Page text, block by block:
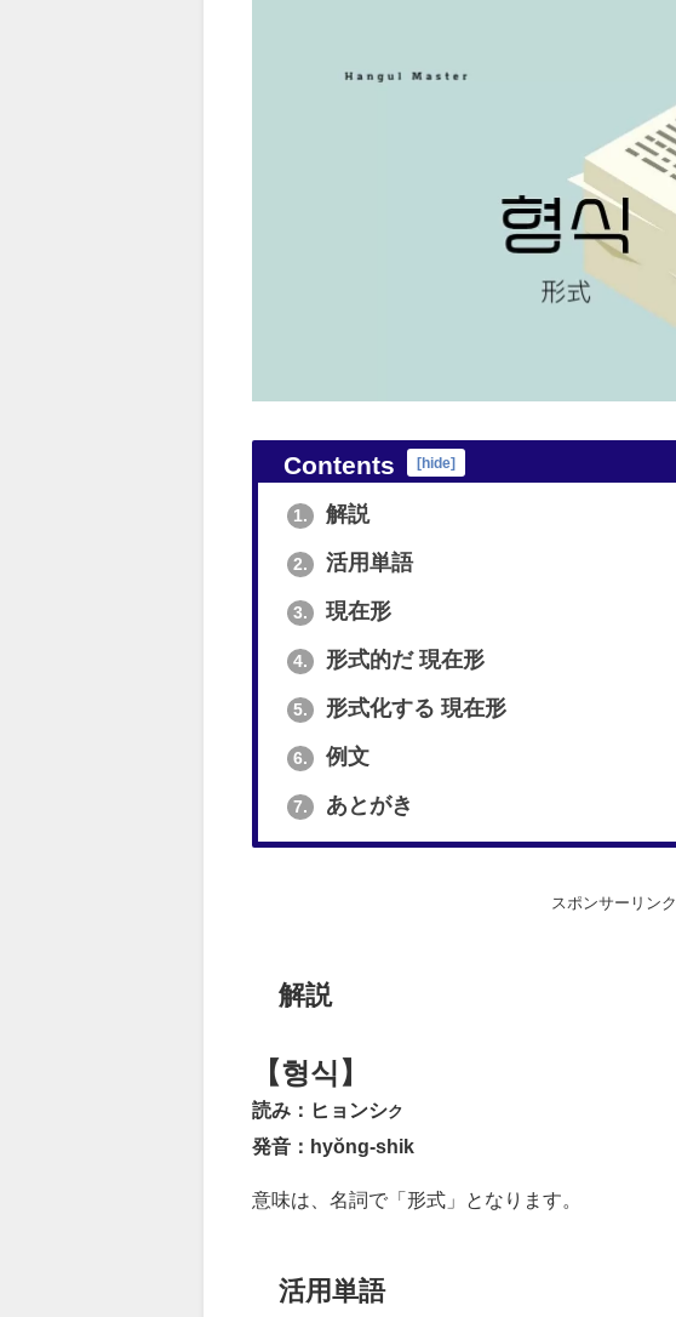
Contents [hide]
1. 解説
2. 活用単語
3. 現在形
4. 形式的だ 現在形
5. 形式化する 現在形
6. 例文
7. あとがき
スポンサーリンク
解説
【형식】
読み：ヒョンシク
発音：hyŏng-shik
意味は、名詞で「形式」となります。
活用単語